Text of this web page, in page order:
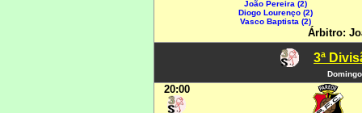
João Pereira (2)
Diogo Lourenço (2)
Vasco Baptista (2)
Árbitro:
3ª
20:00